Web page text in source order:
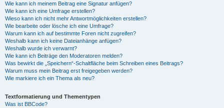
Wie kann ich meinem Beitrag eine Signatur anfügen?
Wie kann ich eine Umfrage erstellen?
Wieso kann ich nicht mehr Antwortmöglichkeiten erstellen?
Wie bearbeite oder lösche ich eine Umfrage?
Warum kann ich auf bestimmte Foren nicht zugreifen?
Weshalb kann ich keine Dateianhänge anfügen?
Weshalb wurde ich verwarnt?
Wie kann ich Beiträge den Moderatoren melden?
Was bewirkt die „Speichern“-Schaltfläche beim Schreiben eines Beitrags?
Warum muss mein Beitrag erst freigegeben werden?
Wie markiere ich ein Thema als neu?
Textformatierung und Thementypen
Was ist BBCode?